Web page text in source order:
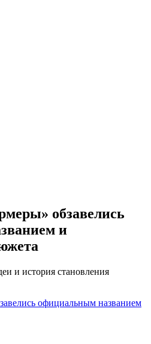
обзавелись
и
и история становления
официальным названием